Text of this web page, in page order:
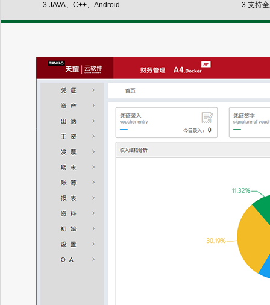
3.JAVA、C++、Android
3.支持